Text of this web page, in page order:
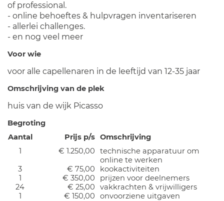
of professional.
- online behoeftes & hulpvragen inventariseren
- allerlei challenges.
- en nog veel meer
Voor wie
voor alle capellenaren in de leeftijd van 12-35 jaar
Omschrijving van de plek
huis van de wijk Picasso
Begroting
Aantal
Prijs p/s Omschrijving
1
€ 1.250,00
technische apparatuur om
online te werken
3
€ 75,00
kookactiviteiten
1
€ 350,00
prijzen voor deelnemers
24
€ 25,00
vakkrachten & vrijwilligers
1
€ 150,00 onvoorziene uitgaven